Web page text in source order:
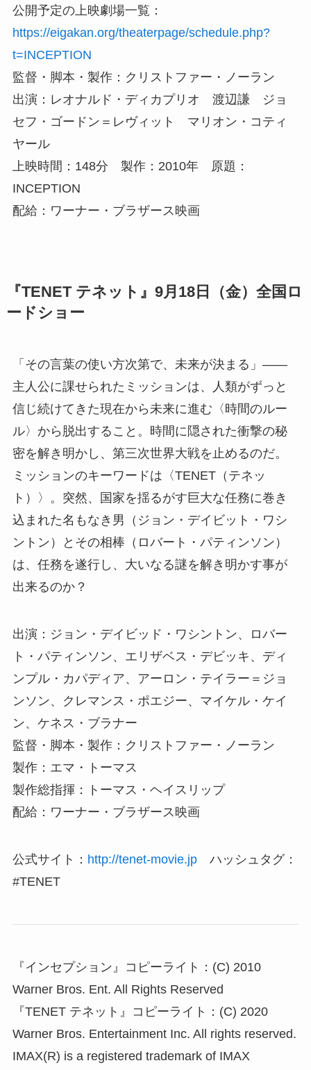
公開予定の上映劇場一覧：
https://eigakan.org/theaterpage/schedule.php?
t=INCEPTION
監督・脚本・製作：クリストファー・ノーラン
出演：レオナルド・ディカプリオ 渡辺謙 ジョ
セフ・ゴードン＝レヴィット マリオン・コティ
ヤール
上映時間：148分 製作：2010年 原題：
INCEPTION
配給：ワーナー・ブラザース映画
『TENET テネット』9月18日（金）全国ロ
ードショー
「その言葉の使い方次第で、未来が決まる」――
主人公に課せられたミッションは、人類がずっと
信じ続けてきた現在から未来に進む〈時間のルー
ル〉から脱出すること。時間に隠された衝撃の秘
密を解き明かし、第三次世界大戦を止めるのだ。
ミッションのキーワードは〈TENET（テネッ
ト）〉。突然、国家を揺るがす巨大な任務に巻き
込まれた名もなき男（ジョン・デイビット・ワシ
ントン）とその相棒（ロバート・パティンソン）
は、任務を遂行し、大いなる謎を解き明かす事が
出来るのか？
出演：ジョン・デイビッド・ワシントン、ロバー
ト・パティンソン、エリザベス・デビッキ、ディ
ンプル・カパディア、アーロン・テイラー＝ジョ
ンソン、クレマンス・ポエジー、マイケル・ケイ
ン、ケネス・ブラナー
監督・脚本・製作：クリストファー・ノーラン
製作：エマ・トーマス
製作総指揮：トーマス・ヘイスリップ
配給：ワーナー・ブラザース映画
公式サイト： http://tenet-movie.jpハッシュタグ：
#TENET
『インセプション』コピーライト：(C) 2010
Warner Bros. Ent. All Rights Reserved
『TENET テネット』コピーライト：(C) 2020
Warner Bros. Entertainment Inc. All rights reserved.
IMAX(R) is a registered trademark of IMAX